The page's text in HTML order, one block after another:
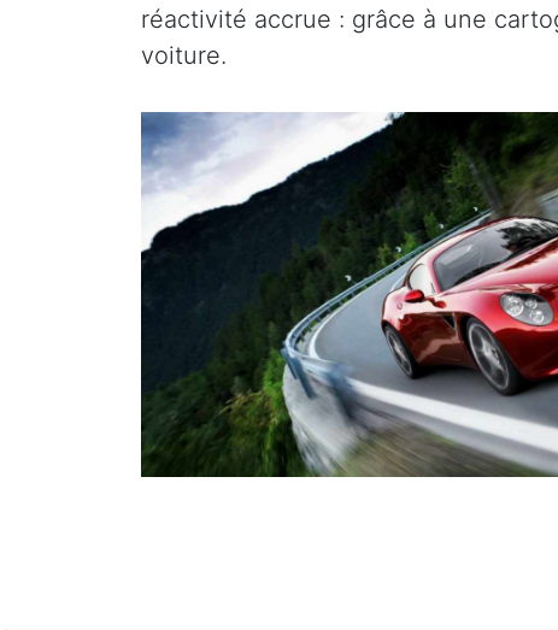
réactivité accrue : grâce à une
voiture.